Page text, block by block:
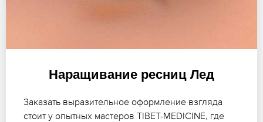
Наращивание ресниц Лед
Заказать выразительное оформление взгляда
стоит у опытных мастеров TIBET-MEDICINE, где